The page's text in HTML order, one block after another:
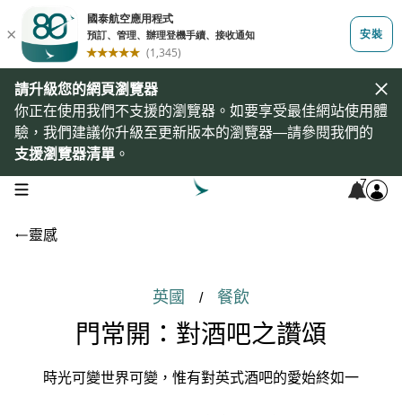
請升級您的網頁瀏覽器
你正在使用我們不支援的瀏覽器。如要享受最佳網站使用體
驗，我們建議你升級至更新版本的瀏覽器—請參閱我們的
支援瀏覽器清單 。
open navigation menu 7
靈感
英國 / 餐飲
門常開：對酒吧之讚頌
時光可變世界可變，惟有對英式酒吧的愛始終如一